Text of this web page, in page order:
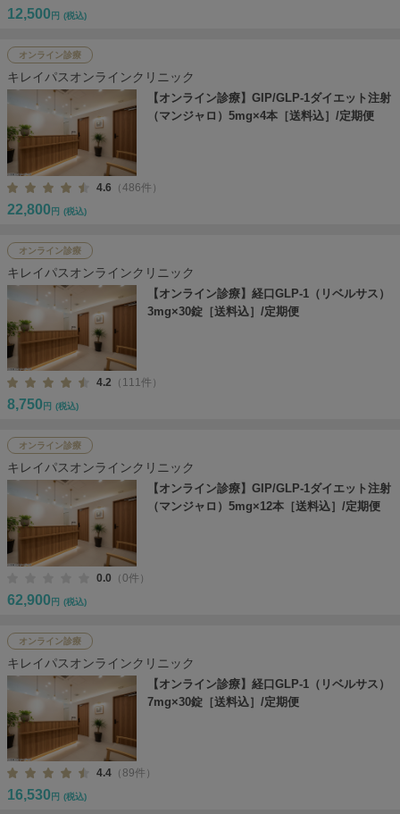
12,500 円 (税込)
オンライン診療
キレイパスオンラインクリニック
【オンライン診療】GIP/GLP-1ダイエット注射
（マンジャロ）5mg×4本［送料込］/定期便
4.6 （486件）
22,800 円 (税込)
オンライン診療
キレイパスオンラインクリニック
【オンライン診療】経口GLP-1（リベルサス）
3mg×30錠［送料込］/定期便
4.2 （111件）
8,750 円 (税込)
オンライン診療
キレイパスオンラインクリニック
【オンライン診療】GIP/GLP-1ダイエット注射
（マンジャロ）5mg×12本［送料込］/定期便
0.0 （0件）
62,900 円 (税込)
オンライン診療
キレイパスオンラインクリニック
【オンライン診療】経口GLP-1（リベルサス）
7mg×30錠［送料込］/定期便
4.4 （89件）
16,530 円 (税込)